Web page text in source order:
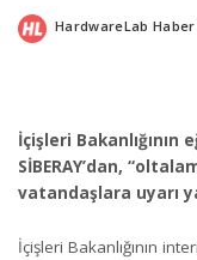
Posted
HardwareLab
İçişleri Bakanlığının
SİBERAY’dan,
vatandaşlara uyarı
İçişleri Bakanlığının